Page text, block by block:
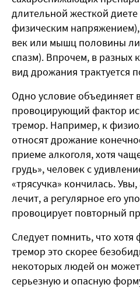
длительной жесткой диете
физическим
век или мышц половины
спазм). Впрочем, в разных
вид дрожания трактуется
Одно условие объединяет
провоцирующий фактор
тремор. Например, к
относят дрожание
приеме алкоголя, хотя
грудь», человек с
«трясучка» кончилась.
лечит, а регулярное его
провоцирует повторный
Следует помнить, что хотя
тремор это скорее
некоторых людей он может
серьезную и опасную